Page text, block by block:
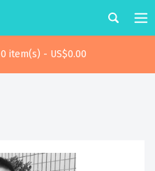
0 item(s) - US$0.00